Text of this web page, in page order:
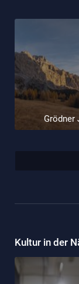
Grödner
Kultur in der